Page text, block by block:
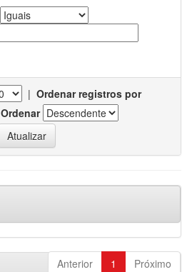
| Ordenar registros por
Ordenar
Anterior 1 Próximo